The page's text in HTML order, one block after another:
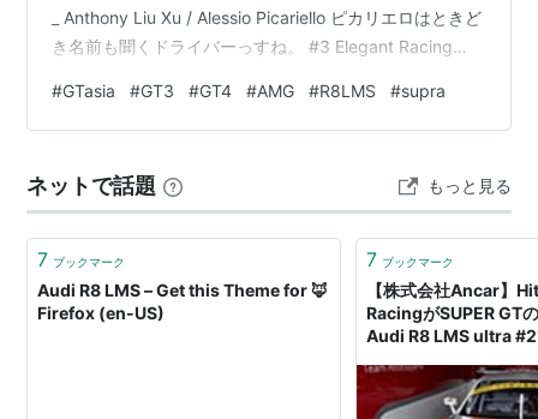
_ Anthony Liu Xu / Alessio Picariello ピカリエロはときど
き名前も聞くドライバーっすね。 #3 Elegant Racing
オレンジのAMGっていうと、ひと昔前のアルナージュを
思い出す(・ω・) #4 Origine Motorsport _ Lv Wei /
#GTasia #GT3 #GT4 #AMG #R8LMS #supra
ネットで話題 もっと見る
7 ブックマーク
Audi R8 LMS – Get this Theme for 🦊
Firefox (en-US)
7 ブックマーク
【株式会社Ancar】
RacingがSUPER GT
Audi R8 LMS ultra